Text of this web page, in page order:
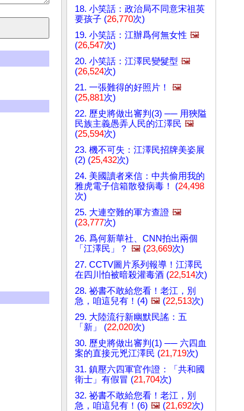
18. 小笑話：政治局不同意宋祖英
要孩子 (26,770次)
19. 小笑話：江辦爲何無女性 🖼️
(26,547次)
20. 小笑話：江澤民變髮型 🖼️
(26,524次)
21. 一張難得的好照片！
🖼️
(25,881次)
22. 歷史將做出審判(3) ── 用狹隘
民族主義愚弄人民的江澤民 🖼️
(25,594次)
23. 機不可失：江澤民招牌美姿展
(2) (25,432次)
24. 美國讀者來信：中共偷用我的
雅虎電子信箱散發病毒！ (24,498
次)
25. 大連空難的軍方查證 🖼️
(23,777次)
26. 爲何新華社、CNN拍出兩個
「江澤民」？ 🖼️ (23,669次)
27. CCTV圖片系列報導！江澤民
在四川怕被暗殺灌毒酒 (22,514次)
28. 祕書不敢給您看！老江，別
急，咱這兒有！(4) 🖼️ (22,513次)
29. 大陸流行新幽默民謠：五
「新」 (22,020次)
30. 歷史將做出審判(1) ── 六四血
案的直接元兇江澤民 (21,719次)
31. 鎮壓六四軍官作證：「共和國
衛士」有假冒 (21,704次)
32. 祕書不敢給您看！老江，別
急，咱這兒有！(6) 🖼️ (21,692次)